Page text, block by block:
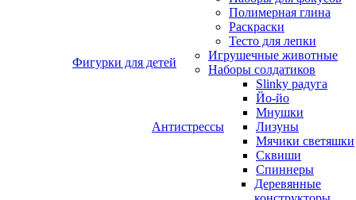
Полимерная глина
Раскраски
Тесто для лепки
Фигурки для детей
Игрушечные животные
Наборы солдатиков
Антистрессы
Slinky радуга
Йо-йо
Мнушки
Лизуны
Мячики светяшки
Сквиши
Спиннеры
Деревянные